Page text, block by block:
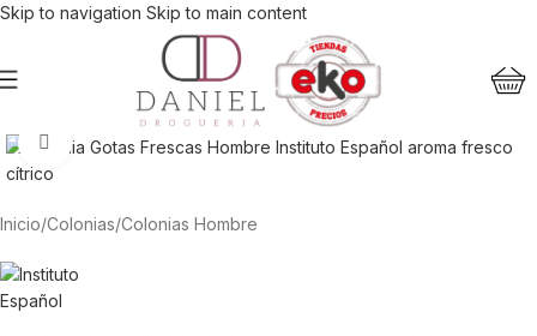
Skip to navigation Skip to main content
Haga Click para agrandar
Inicio/Colonias/Colonias Hombre